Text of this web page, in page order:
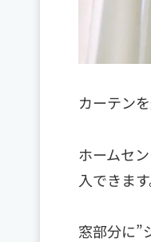
カーテン
ホームセ
入できま
窓部分に”